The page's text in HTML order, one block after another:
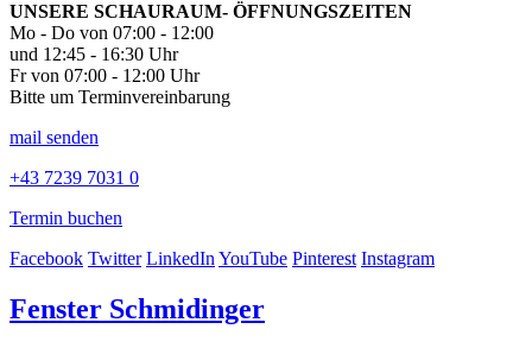
UNSERE SCHAURAUM- ÖFFNUNGSZEITEN
Mo - Do von 07:00 - 12:00
und 12:45 - 16:30 Uhr
Fr von 07:00 - 12:00 Uhr
Bitte um Terminvereinbarung
mail senden
+43 7239 7031 0
Termin buchen
Facebook Twitter LinkedInYouTube Pinterest Instagram
Fenster Schmidinger